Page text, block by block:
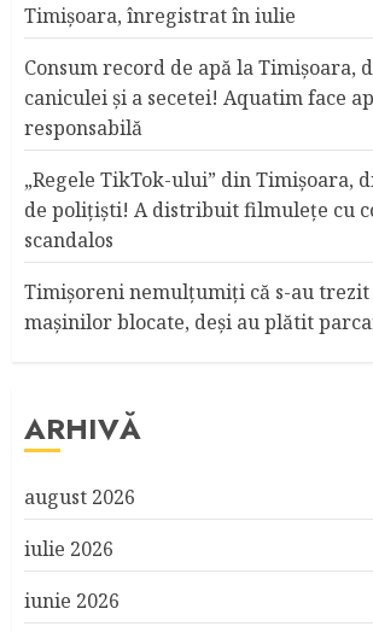
Timişoara, înregistrat în iulie
Consum record de apă la Timişoara,
caniculei şi a secetei! Aquatim face
responsabilă
„Regele TikTok-ului” din Timişoara,
de poliţişti! A distribuit filmuleţe cu
scandalos
Timişoreni nemulţumiţi că s-au
maşinilor blocate, deşi au plătit
ARHIVĂ
august 2026
iulie 2026
iunie 2026